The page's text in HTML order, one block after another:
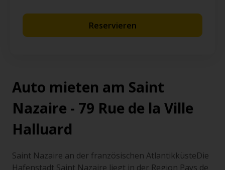
Reservieren
Auto mieten am Saint
Nazaire - 79 Rue de la Ville
Halluard
Saint Nazaire an der französischen AtlantikküsteDie
Hafenstadt Saint Nazaire liegt in der Region Pays de